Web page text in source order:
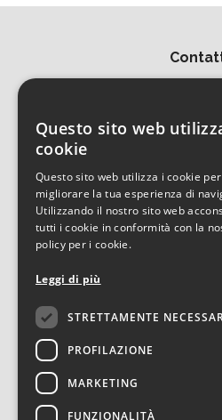
Area della Ricerca
Via Piero
Tel. +39 051
Cliccando su “
”
del nostro sito. Potrai
Questo sito web
cookie
Questo sito web utilizza i cookie per
migliorare la tua esperienza di
Utilizzando il nostro sito web
tutti i cookie in conformità con la
policy per i cookie.
Leggi di più
STRETTAMENTE
PROFILAZIONE
MARKETING
FUNZIONALITÀ